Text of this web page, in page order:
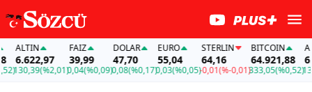
ALTIN
6.622,97
130,39(%2,01)
FAİZ
39,99
0,04(%0,09)
DOLAR
47,70
0,08(%0,17)
EURO
55,04
0,03(%0,05)
STERLIN
64,16
-0,01(%-0,01)
BITCOIN
64.921,88
333,05(%0,52)